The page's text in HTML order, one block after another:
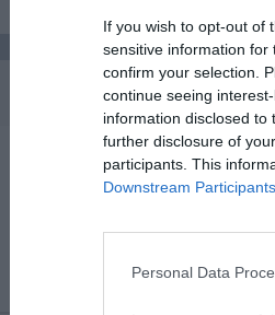
If you wish to opt-out of
sensitive information
confirm your selection.
continue seeing
information disclosed
further disclosure of
participants. This
Downstream Participants
Personal Data